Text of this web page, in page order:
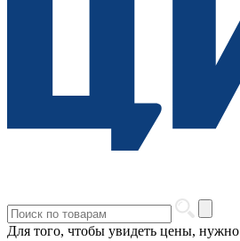
Для того, чтобы увидеть цены, нужно